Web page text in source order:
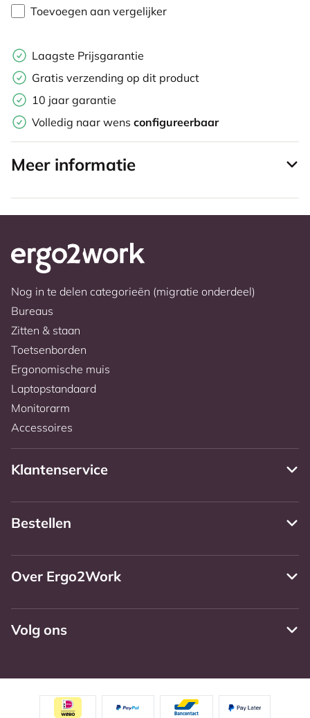
Toevoegen aan vergelijker
Laagste Prijsgarantie
Gratis verzending op dit product
10 jaar garantie
Volledig naar wens configureerbaar
Meer informatie
Nog in te delen categorieën (migratie onderdeel)
Bureaus
Zitten & staan
Toetsenborden
Ergonomische muis
Laptopstandaard
Monitorarm
Accessoires
Klantenservice
Bestellen
Over Ergo2Work
Volg ons